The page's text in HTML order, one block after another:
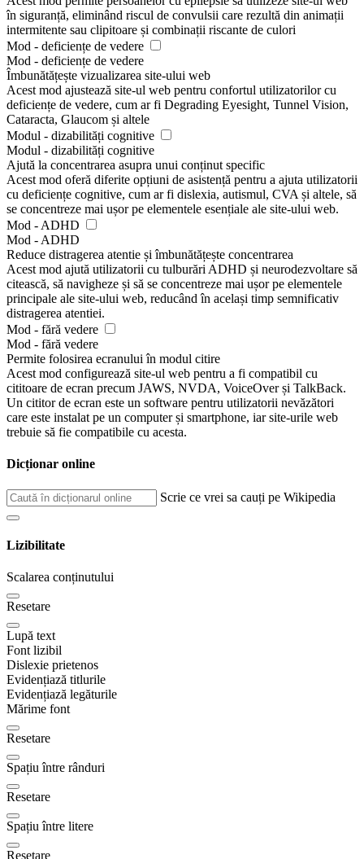
în siguranță, eliminând riscul de convulsii care rezultă din animații
intermitente sau clipitoare și combinații riscante de culori
Mod - deficiențe de vedere
Mod - deficiențe de vedere
Îmbunătățește vizualizarea site-ului web
Acest mod ajustează site-ul web pentru confortul utilizatorilor cu
deficiențe de vedere, cum ar fi Degrading Eyesight, Tunnel Vision,
Cataracta, Glaucom și altele
Modul - dizabilități cognitive
Modul - dizabilități cognitive
Ajută la concentrarea asupra unui conținut specific
Acest mod oferă diferite opțiuni de asistență pentru a ajuta utilizatorii
cu deficiențe cognitive, cum ar fi dislexia, autismul, CVA și altele, să
se concentreze mai ușor pe elementele esențiale ale site-ului web.
Mod - ADHD
Mod - ADHD
Reduce distragerea atentie și îmbunătățește concentrarea
Acest mod ajută utilizatorii cu tulburări ADHD și neurodezvoltare să
citească, să navigheze și să se concentreze mai ușor pe elementele
principale ale site-ului web, reducând în același timp semnificativ
distragerea atentiei.
Mod - fără vedere
Mod - fără vedere
Permite folosirea ecranului în modul citire
Acest mod configurează site-ul web pentru a fi compatibil cu
cititoare de ecran precum JAWS, NVDA, VoiceOver și TalkBack.
Un cititor de ecran este un software pentru utilizatorii nevăzători
care este instalat pe un computer și smartphone, iar site-urile web
trebuie să fie compatibile cu acesta.
Dicționar online
Scrie ce vrei sa cauți pe Wikipedia
Lizibilitate
Scalarea conținutului
Resetare
Lupă text
Font lizibil
Dislexie prietenos
Evidențiază titlurile
Evidențiază legăturile
Mărime font
Resetare
Spațiu între rânduri
Resetare
Spațiu între litere
Resetare